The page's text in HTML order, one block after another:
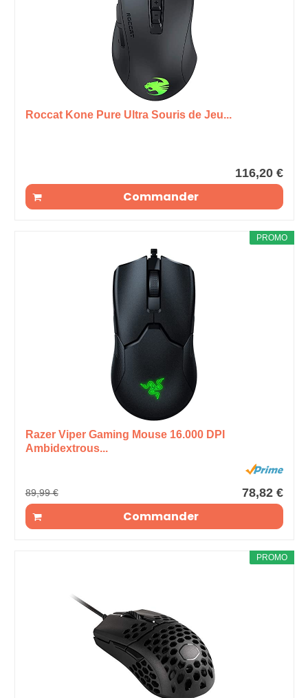
Roccat Kone Pure Ultra Souris de Jeu...
116,20 €
Commander
PROMO
Razer Viper Gaming Mouse 16.000 DPI
Ambidextrous...
89,99 € 78,82 €
Commander
PROMO